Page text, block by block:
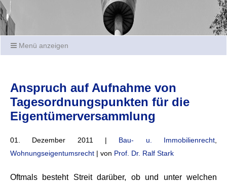
Menü anzeigen
Anspruch auf Aufnahme von
Tagesordnungspunkten für die
Eigentümerversammlung
01. Dezember 2011 | Bau- u. Immobilienrecht
Wohnungseigentumsrecht | von Prof. Dr. Ralf Stark
Oftmals besteht Streit darüber, ob und unter welchen